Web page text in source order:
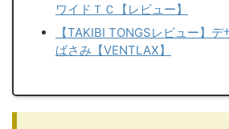
ワイドＴＣ【レビュー】
【TAKIBI TONGSレビュー】
ばさみ【VENTLAX】